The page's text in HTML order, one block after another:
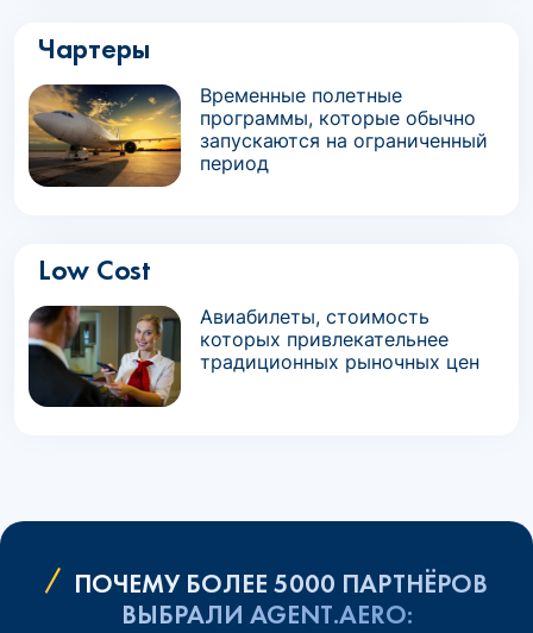
Чартеры
Временные полетные
программы, которые обычно
запускаются на ограниченный
период
Low Cost
Авиабилеты, стоимость
которых привлекательнее
традиционных рыночных цен
ПОЧЕМУ БОЛЕЕ 5000 ПАРТНЁРОВ
ВЫБРАЛИ AGENT.AERO: